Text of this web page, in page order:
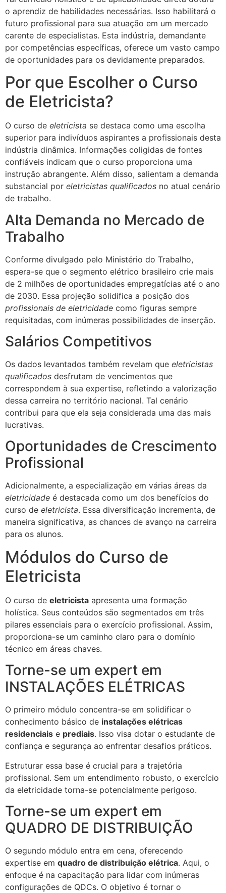
o aprendiz de habilidades necessárias. Isso habilitará o
futuro profissional para sua atuação em um mercado
carente de especialistas. Esta indústria, demandante
por competências específicas, oferece um vasto campo
de oportunidades para os devidamente preparados.
Por que Escolher o Curso
de Eletricista?
O curso de eletricista se destaca como uma escolha
superior para indivíduos aspirantes a profissionais desta
indústria dinâmica. Informações coligidas de fontes
confiáveis indicam que o curso proporciona uma
instrução abrangente. Além disso, salientam a demanda
substancial por eletricistas qualificados no atual cenário
de trabalho.
Alta Demanda no Mercado de
Trabalho
Conforme divulgado pelo Ministério do Trabalho,
espera-se que o segmento elétrico brasileiro crie mais
de 2 milhões de oportunidades empregatícias até o ano
de 2030. Essa projeção solidifica a posição dos
profissionais de eletricidade como figuras sempre
requisitadas, com inúmeras possibilidades de inserção.
Salários Competitivos
Os dados levantados também revelam que eletricistas
qualificados desfrutam de vencimentos que
correspondem à sua expertise, refletindo a valorização
dessa carreira no território nacional. Tal cenário
contribui para que ela seja considerada uma das mais
lucrativas.
Oportunidades de Crescimento
Profissional
Adicionalmente, a especialização em várias áreas da
eletricidade é destacada como um dos benefícios do
curso de eletricista. Essa diversificação incrementa, de
maneira significativa, as chances de avanço na carreira
para os alunos.
Módulos do Curso de
Eletricista
O curso de eletricista apresenta uma formação
holística. Seus conteúdos são segmentados em três
pilares essenciais para o exercício profissional. Assim,
proporciona-se um caminho claro para o domínio
técnico em áreas chaves.
Torne-se um expert em
INSTALAÇÕES ELÉTRICAS
O primeiro módulo concentra-se em solidificar o
conhecimento básico de instalações elétricas
residenciais e prediais. Isso visa dotar o estudante de
confiança e segurança ao enfrentar desafios práticos.
Estruturar essa base é crucial para a trajetória
profissional. Sem um entendimento robusto, o exercício
da eletricidade torna-se potencialmente perigoso.
Torne-se um expert em
QUADRO DE DISTRIBUIÇÃO
O segundo módulo entra em cena, oferecendo
expertise em quadro de distribuição elétrica. Aqui, o
enfoque é na capacitação para lidar com inúmeras
configurações de QDCs. O objetivo é tornar o